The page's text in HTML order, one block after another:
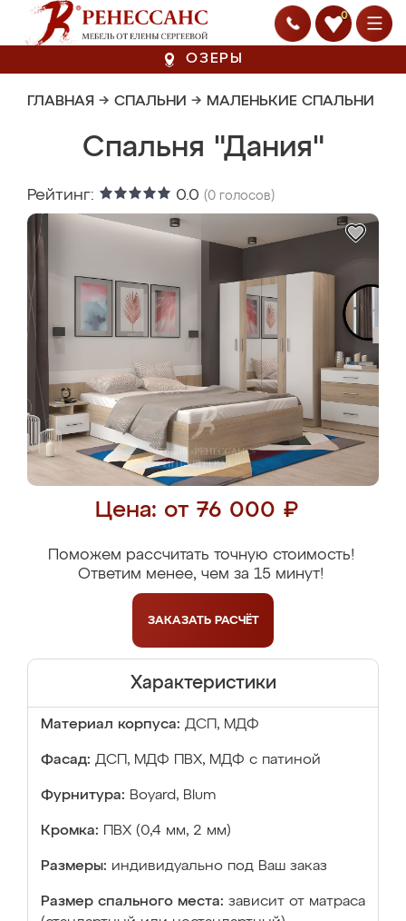
0
ОЗЕРЫ
ГЛАВНАЯ → СПАЛЬНИ → МАЛЕНЬКИЕ СПАЛЬНИ
Спальня "Дания"
Рейтинг: 0.0 (0 голосов)
Цена: от 76 000 ₽
Поможем рассчитать точную стоимость!
Ответим менее, чем за 15 минут!
ЗАКАЗАТЬ РАСЧЁТ
Характеристики
Материал корпуса: ДСП, МДФ
Фасад: ДСП, МДФ ПВХ, МДФ с патиной
Фурнитура: Boyard, Blum
Кромка: ПВХ (0,4 мм, 2 мм)
Размеры: индивидуально под Ваш заказ
Размер спального места: зависит от матраса